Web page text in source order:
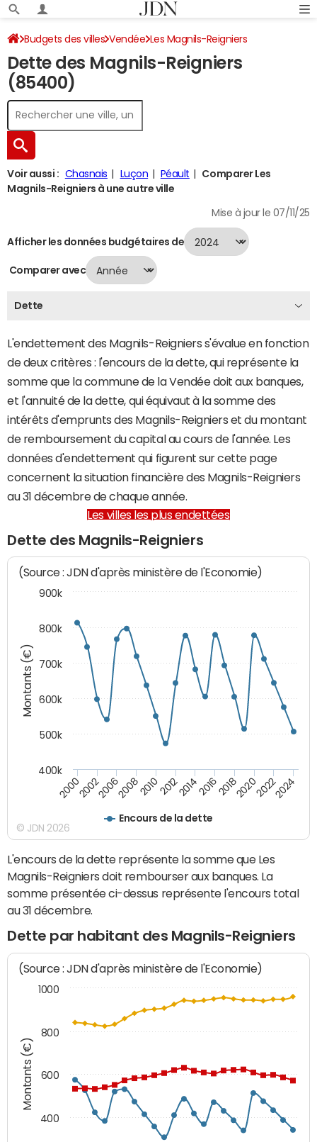
Budgets des villes Vendée Les Magnils-Reigniers
Dette au 31/12/2024
Dette des Magnils-Reigniers
(85400)
Voir aussi : Chasnais Luçon Péault
Comparer Les
Magnils-Reigniers à une autre ville
Mise à jour le 07/11/25
Afficher les données budgétaires de
Comparer avec
Dette
L'endettement des Magnils-Reigniers s'évalue en fonction
de deux critères : l'encours de la dette, qui représente la
somme que la commune de la Vendée doit aux banques,
et l'annuité de la dette, qui équivaut à la somme des
intérêts d'emprunts des Magnils-Reigniers et du montant
de remboursement du capital au cours de l'année. Les
données d'endettement qui figurent sur cette page
concernent la situation financière des Magnils-Reigniers
au 31 décembre de chaque année.
Les villes les plus endettées
Dette des Magnils-Reigniers
Montants (€)
(Source : JDN d'après ministère de l'Economie)
Encours de la dette
200020022006200820102012201420162018202020222024
400k
500k
600k
700k
800k
900k
© JDN 2026
L'encours de la dette représente la somme que Les
Magnils-Reigniers doit rembourser aux banques. La
somme présentée ci-dessus représente l'encours total
au 31 décembre.
Dette par habitant des Magnils-Reigniers
Montants (€)
(Source : JDN d'après ministère de l'Economie)
400
600
800
1000